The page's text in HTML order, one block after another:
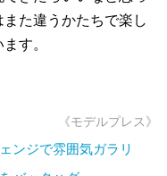
た違うかたちで楽し
す。
《モデルプレス》
ンジで雰囲気ガラリ